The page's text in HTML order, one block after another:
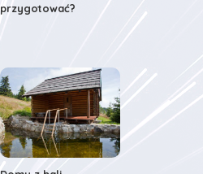
przygotować?